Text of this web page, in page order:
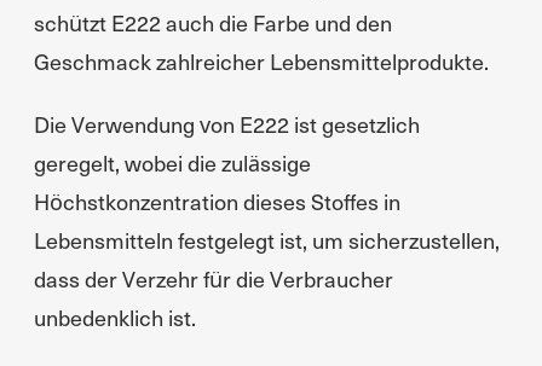
schützt E222 auch die Farbe und den
Geschmack zahlreicher Lebensmittelprodukte.
Die Verwendung von E222 ist gesetzlich
geregelt, wobei die zulässige
Höchstkonzentration dieses Stoffes in
Lebensmitteln festgelegt ist, um sicherzustellen,
dass der Verzehr für die Verbraucher
unbedenklich ist.